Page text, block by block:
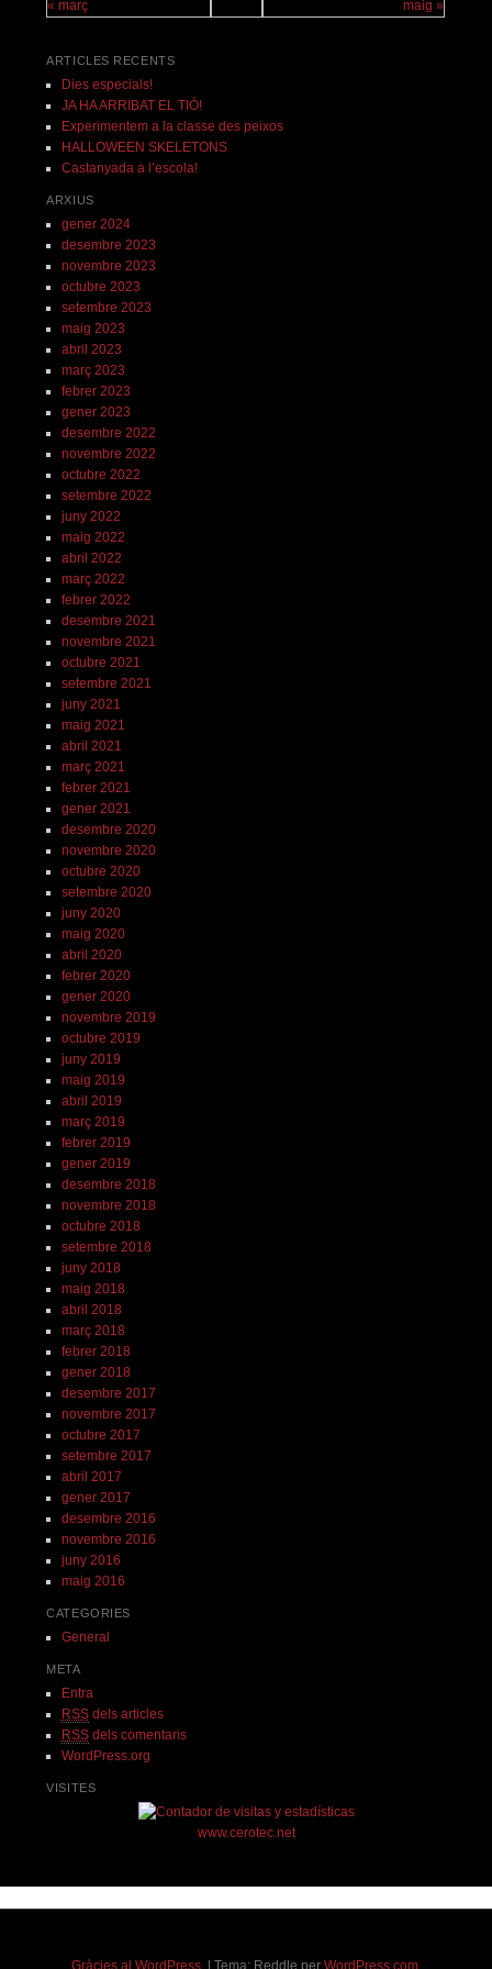
« març maig »
ARTICLES RECENTS
Dies especials!
JA HA ARRIBAT EL TIÓ!
Experimentem a la classe des peixos
HALLOWEEN SKELETONS
Castanyada a l’escola!
ARXIUS
gener 2024
desembre 2023
novembre 2023
octubre 2023
setembre 2023
maig 2023
abril 2023
març 2023
febrer 2023
gener 2023
desembre 2022
novembre 2022
octubre 2022
setembre 2022
juny 2022
maig 2022
abril 2022
març 2022
febrer 2022
desembre 2021
novembre 2021
octubre 2021
setembre 2021
juny 2021
maig 2021
abril 2021
març 2021
febrer 2021
gener 2021
desembre 2020
novembre 2020
octubre 2020
setembre 2020
juny 2020
maig 2020
abril 2020
febrer 2020
gener 2020
novembre 2019
octubre 2019
juny 2019
maig 2019
abril 2019
març 2019
febrer 2019
gener 2019
desembre 2018
novembre 2018
octubre 2018
setembre 2018
juny 2018
maig 2018
abril 2018
març 2018
febrer 2018
gener 2018
desembre 2017
novembre 2017
octubre 2017
setembre 2017
abril 2017
gener 2017
desembre 2016
novembre 2016
juny 2016
maig 2016
CATEGORIES
General
META
Entra
RSSdels articles
RSSdels comentaris
WordPress.org
VISITES
www.cerotec.net
Gràcies al WordPress. | Tema: Reddle per WordPress.com.